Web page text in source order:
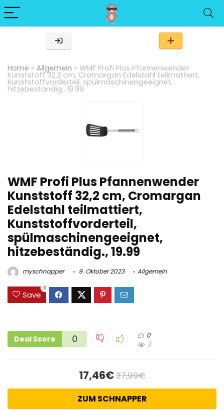
Home » Allgemein » WMF Profi Plus Pfannenwender
Kunststoff 32,2 cm, Cromargan Edelstahl teilmattiert,
Kunststoffvorderteil, spülmaschinengeeignet,
hitzebeständig., 19.99
WMF Profi Plus Pfannenwender
Kunststoff 32,2 cm, Cromargan
Edelstahl teilmattiert,
Kunststoffvorderteil,
spülmaschinengeeignet,
hitzebeständig., 19.99
myschnapper 9. Oktober 2023 Allgemein
Save
0
Deal Score 0
0
2
17,46€27,99€
ZUM SCHNAPPER